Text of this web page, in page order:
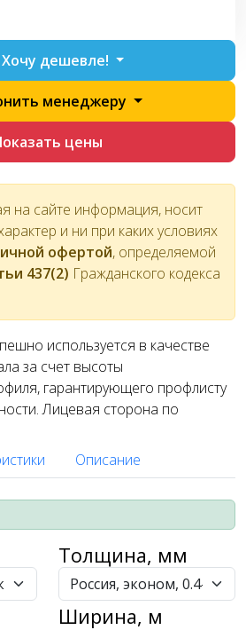
Хочу дешевле!
менеджеру
цены
на сайте информация, носит
и ни при каких условиях
офертой, определяемой
437(2) Гражданского кодекса
используется в качестве
за счет высоты
гарантирующего профлисту
Лицевая сторона по
Описание
Толщина, мм
Ширина, м